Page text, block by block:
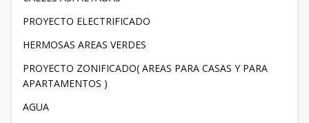
PROYECTO ELECTRIFICADO
HERMOSAS AREAS VERDES
PROYECTO ZONIFICADO( AREAS PARA CASAS Y PARA
APARTAMENTOS )
AGUA